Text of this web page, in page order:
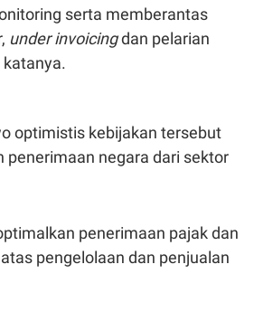
serta memberantas
under invoicingdan pelarian
katanya.
optimistis kebijakan tersebut
penerimaan negara dari sektor
penerimaan pajak dan
pengelolaan dan penjualan